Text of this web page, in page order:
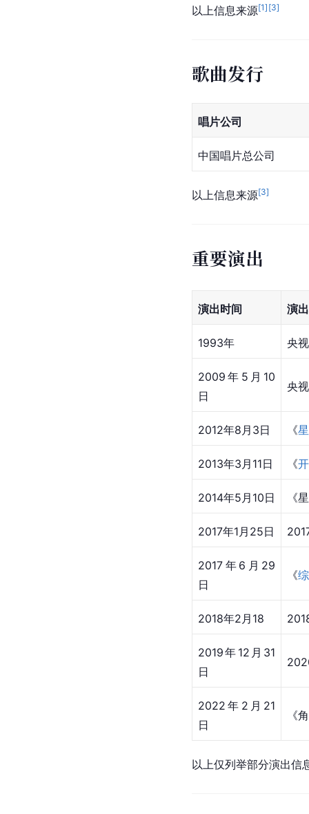
以上信息来源[1] [3]
歌曲发行
唱片公司
中国唱片总公司
以上信息来源[3]
重要演出
演出时间 演
1993年 央
2009年5月10
日
央
2012年8月3日 《
2013年3月11日 《
2014年5月10日 《
2017年1月25日
2017年6月29
日
《
2018年2月18
2019年12月31
日
2022年2月21
日
《
以上仅列举部分演出信